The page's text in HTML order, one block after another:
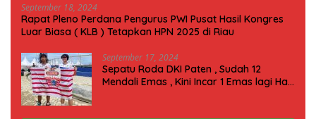
September 18, 2024
Rapat Pleno Perdana Pengurus PWI Pusat Hasil Kongres
Luar Biasa ( KLB ) Tetapkan HPN 2025 di Riau
September 17, 2024
Sepatu Roda DKI Paten , Sudah 12
Mendali Emas , Kini Incar 1 Emas lagi Hari